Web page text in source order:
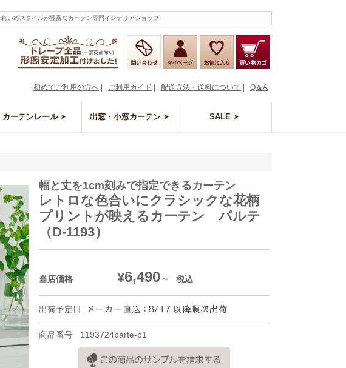
いめスタイルが豊富なカーテン専門インテリアショップ
Q＆A
配送方法・送料について
ご利用ガイド
初めてご利用の方へ
カーテンレール 出窓・小窓カーテン SALE
幅と丈を1cm刻みで指定できるカーテン
レトロな色合いにクラシックな花柄
プリントが映えるカーテン パルテ
（D-1193）
当店価格 ¥6,490 税込
出荷予定日
商品番号 1193724parte-p1